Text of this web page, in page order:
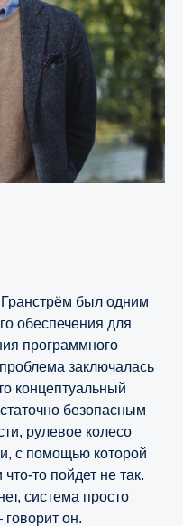
был одним
обеспечения для
программного
заключалась
концептуальный
безопасным
рулевое колесо
с помощью которой
то пойдет не так.
система просто
он.